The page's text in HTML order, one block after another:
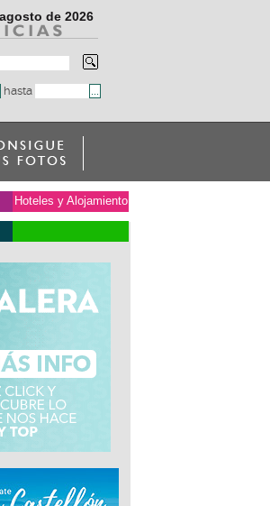
de 2026
hasta
Hoteles y Alojamiento